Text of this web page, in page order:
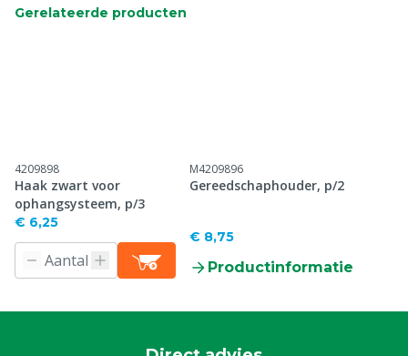
Gerelateerde producten
4209898
Haak zwart voor
ophangsysteem, p/3
€ 6,25
M4209896
Gereedschaphouder, p/2
€ 8,75
Productinformatie